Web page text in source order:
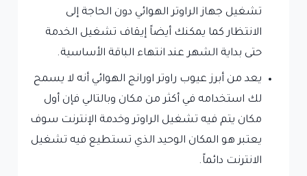
تشغيل جهاز الراوتر الهوائي دون الحاجة إلى
الانتظار كما يمكنك أيضاً إيقاف تشغيل الخدمة
حتى بداية الشهر عند انتهاء الباقة الأساسية.
يعد من أبرز عيوب راوتر اورانج الهوائي أنه لا يسمح
لك استخدامه في أكثر من مكان وبالتالي فإن أول
مكان يتم فيه تشغيل الراوتر وخدمة الإنترنت سوف
يعتبر هو المكان الوحيد الذي تستطيع فيه تشغيل
الانترنت دائماً.